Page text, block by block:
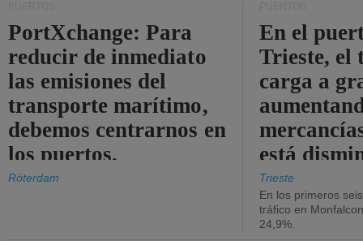
PortXchange: Para
reducir de inmediato
las emisiones del
transporte marítimo,
debemos centrarnos en
los puertos.
Róterdam
En el
Trieste, el
carga a
está
Trieste
En los primeros
tráfico en
24,9%.